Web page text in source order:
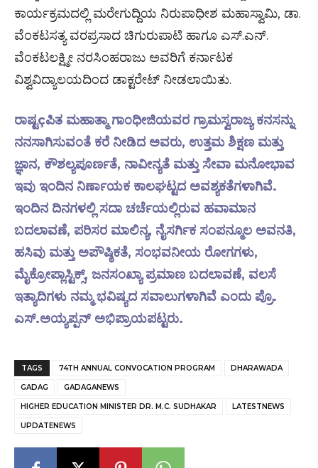
ಕಾರ್ಯಕ್ರಮದಲ್ಲಿ ಮರೇಗುದ್ದಿಯ ನಿರುಪಾಧೀಶ ಮಹಾಸ್ವಾಮಿ, ಡಾ.
ವೆಂಕಟಸತ್ಯ ವರಪ್ರಸಾದ ಚಿಗುರುಪಾಟಿ ಹಾಗೂ ಎಸ್.ಎನ್.
ವೆಂಕಟಲಕ್ಷ್ಮೀ ನರಸಿಂಹರಾಜು ಅವರಿಗೆ ಕರ್ನಾಟಕ
ವಿಶ್ವವಿದ್ಯಾಲಯದಿಂದ ಡಾಕ್ಟರೇಟ್ ನೀಡಲಾಯಿತು.
ರಾಷ್ಟçಪಿತ ಮಹಾತ್ಮಾ ಗಾಂಧೀಜಿಯವರ ಗ್ರಾಮಸ್ವರಾಜ್ಯ ಕನಸನ್ನು
ನನಸಾಗಿಸುವಂತೆ ಕರೆ ನೀಡಿದ ಅವರು, ಉತ್ತಮ ಶಿಕ್ಷಣ ಮತ್ತು
ಜ್ಞಾನ, ಕೌಶಲ್ಯಪೂರ್ಣತೆ, ನಾವೀನ್ಯತೆ ಮತ್ತು ಸೇವಾ ಮನೋಭಾವ
ಇವು ಇಂದಿನ ನಿರ್ಣಾಯಕ ಕಾಲಘಟ್ಟದ ಅವಶ್ಯಕತೆಗಳಾಗಿವೆ.
ಇಂದಿನ ದಿನಗಳಲ್ಲಿ ಸದಾ ಚರ್ಚೆಯಲ್ಲಿರುವ ಹವಾಮಾನ
ಬದಲಾವಣೆ, ಪರಿಸರ ಮಾಲಿನ್ಯ, ನೈಸರ್ಗಿಕ ಸಂಪನ್ಮೂಲ ಅವನತಿ,
ಹಸಿವು ಮತ್ತು ಅಪೌಷ್ಠಿಕತೆ, ಸಂಭವನೀಯ ರೋಗಗಳು,
ಮೈಕ್ರೋಪ್ಲಾಸ್ಟಿಕ್ಸ್, ಜನಸಂಖ್ಯಾ ಪ್ರಮಾಣ ಬದಲಾವಣೆ, ವಲಸೆ
ಇತ್ಯಾದಿಗಳು ನಮ್ಮ ಭವಿಷ್ಯದ ಸವಾಲುಗಳಾಗಿವೆ ಎಂದು ಪ್ರೊ.
ಎಸ್.ಅಯ್ಯಪ್ಪನ್ ಅಭಿಪ್ರಾಯಪಟ್ಟರು.
TAGS 74TH ANNUAL CONVOCATION PROGRAM DHARAWADA
GADAG GADAGANEWS
HIGHER EDUCATION MINISTER DR. M.C. SUDHAKAR LATESTNEWS
UPDATENEWS